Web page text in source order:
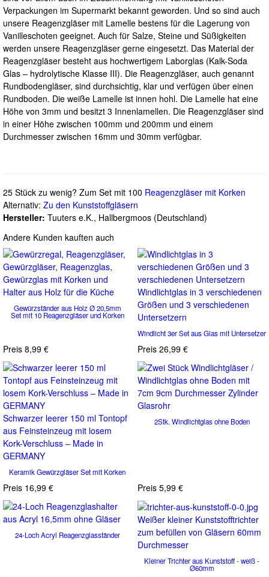
Verpackungen im Supermarkt bekannt geworden. Und so sind auch
unsere Reagenzgläser mit Lamelle bestens für die Lagerung von
Vanilleschoten geeignet. Auch für Salze, Steine und Süßigkeiten
werden unsere Reagenzgläser gerne eingesetzt. Das Material der
Reagenzgläser besteht aus hochwertigem Laborglas (Kalk-Soda
Glas – hydrolytische Klasse III). Die Reagenzgläser, auch genannt
Rundbodengläser, sind durchsichtig, klar und verfügen über einen
Rundboden. Die weiße Lamelle ist innen hohl. Die Lamelle hat eine
Höhe von 3mm und besitzt 3 Innenlamellen. Die Reagenzgläser sind
in einer Höhe zwischen 100mm und 200mm und einem
Durchmesser zwischen 16mm und 30mm verfügbar.
25 Stück zu wenig? Zum Set mit 100 Reagenzgläser mit Korken
Alternativ: Zu den Kunststoffgläsern
Hersteller: Tuuters e.K., Hallbergmoos (Deutschland)
Andere Kunden kauften auch
Gewürzständer aus Holz Ø 20,5mm
Set mit 10 Reagenzgläser und Korken
Preis 8,99 €
Windlichtglas in 3 verschiedenen
Größen und 3 verschiedenen
Untersetzern
Windlicht 3er Set aus Glas mit Untersetzer
Preis 26,99 €
Schwarzer leerer 150 ml Tontopf
aus Feinsteinzeug mit losem
Kork-Verschluss – Made in
GERMANY
Keramik Gewürzgläser Set mit Korken
Preis 16,99 €
2Stk. Windlichtglas ohne Boden
Preis 5,99 €
24-Loch Acryl Reagenzglasständer
Weißer kleiner Kunststofftrichter
zum befüllen von Gläsern 60mm
Durchmesser
Kleiner Trichter aus Kunststoff - weiß -
Ø60mm